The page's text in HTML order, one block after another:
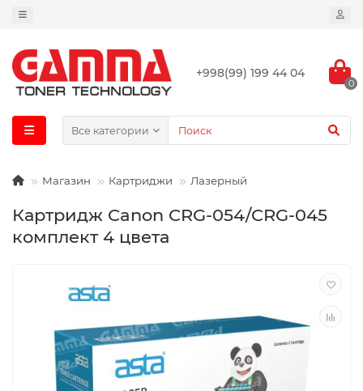
+998(99) 199 44 04
0
Все категории
Магазин Картриджи Лазерный
Картридж Canon CRG-054/CRG-045
комплект 4 цвета